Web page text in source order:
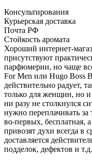
Консультирования
Курьерская доставка
Почта РФ
Стойкость аромата
Хороший интернет-
присутствуют
парфюмерии, но чаще
For Men или Hugo Boss
действительно радует,
только для женщин, но
ни разу не столкнулся
нужно переплачивать за
во-первых, бесплатная,
привозят духи всегда в
доставляется
подделок, дефектов и т.д.